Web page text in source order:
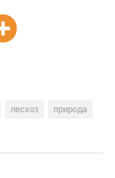
лесхоз природа